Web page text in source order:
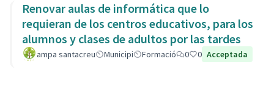
Renovar aulas de informática que lo
requieran de los centros educativos, para los
alumnos y clases de adultos por las tardes
ampa santacreu Municipi Formació 0 0 Acceptada